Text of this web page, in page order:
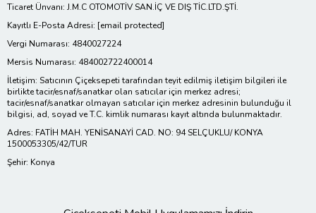
Ticaret Ünvanı: J.M.C OTOMOTİV SAN.İÇ VE DIŞ TİC.LTD.ŞTİ.
Kayıtlı E-Posta Adresi: [email protected]
Vergi Numarası: 4840027224
Mersis Numarası: 484002722400014
İletişim: Satıcının Çiçeksepeti tarafından teyit edilmiş iletişim bilgileri ile
birlikte tacir/esnaf/sanatkar olan satıcılar için merkez adresi;
tacir/esnaf/sanatkar olmayan satıcılar için merkez adresinin bulunduğu il
bilgisi, ad, soyad ve T.C. kimlik numarası kayıt altında bulunmaktadır.
Adres: FATİH MAH. YENİSANAYİ CAD. NO: 94 SELÇUKLU/ KONYA
1500053305/42/TUR
Şehir: Konya